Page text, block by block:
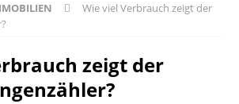
Wie viel Verbrauch zeigt der
zeigt der